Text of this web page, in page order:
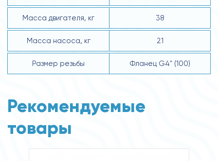
Масса двигателя, кг 38
Масса насоса, кг 21
Размер резьбы Фланец G4" (100)
Рекомендуемые
товары